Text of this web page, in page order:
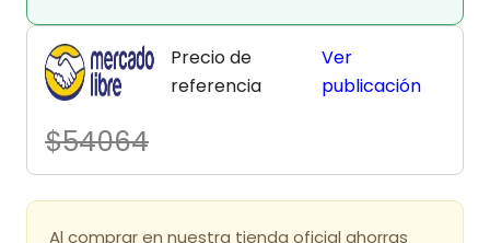
Precio de
referencia
$54064
Ver
publicación
Al comprar en nuestra tienda oficial ahorras